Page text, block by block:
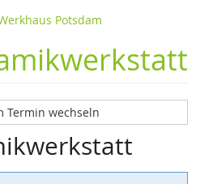
Potsdam
Termin wechseln